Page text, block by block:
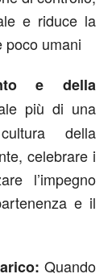
e riduce la
poco umani
e della
più di una
della
celebrare i
l’impegno
e il
Quando